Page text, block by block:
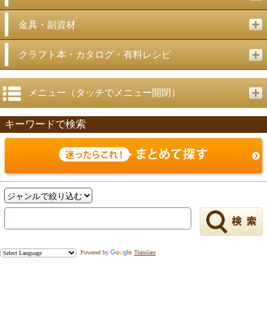
金具・副資材
クラフト本・カタログ・有料レシピ
メニュー（タッチでメニュー開閉）
キーワードで検索
Powered by Translate